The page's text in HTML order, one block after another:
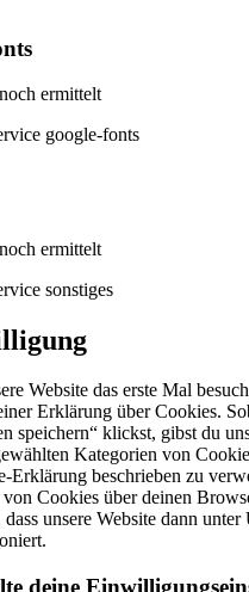
ermittelt
google-fonts
ermittelt
sonstiges
Website das erste Mal
Erklärung über Cookies.
speichern“ klickst, gibst du
Kategorien von
Erklärung beschrieben zu
Cookies über deinen
dass unsere Website dann
deine